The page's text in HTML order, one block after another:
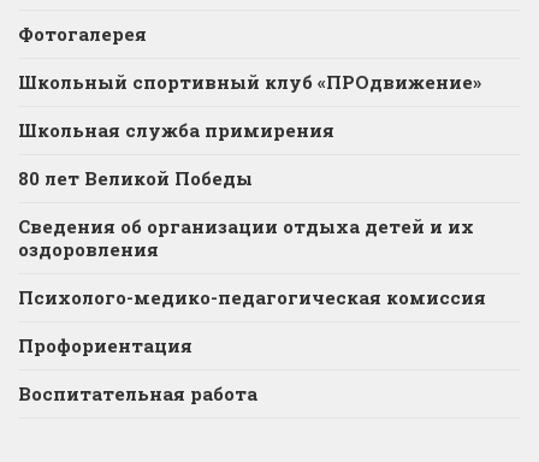
Фотогалерея
Школьный спортивный клуб «ПРОдвижение»
Школьная служба примирения
80 лет Великой Победы
Сведения об организации отдыха детей и их
оздоровления
Психолого-медико-педагогическая комиссия
Профориентация
Воспитательная работа